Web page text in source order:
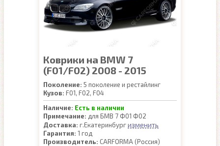
Коврики на BMW 7
(F01/F02) 2008 - 2015
Поколение: 5 поколение и рестайлинг
Кузов: F01, F02, F04
Наличие: Есть в наличии
Примечание: для БМВ 7 Ф01 Ф02
Доставка: г.Екатеринбургизменить
Гарантия: 1 год
Производитель: CARFORMA (Россия)